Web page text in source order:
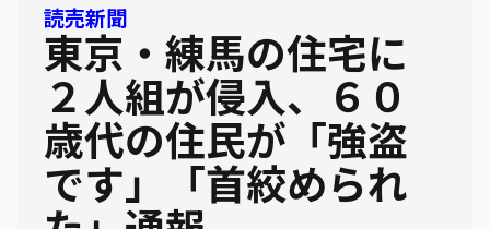
読売新聞
東京・練馬の住宅に
２人組が侵入、６０
歳代の住民が「強盗
です」「首絞められ